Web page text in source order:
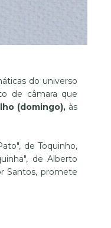
do universo
de câmara que
(domingo), às
de Toquinho,
de Alberto
Santos, promete